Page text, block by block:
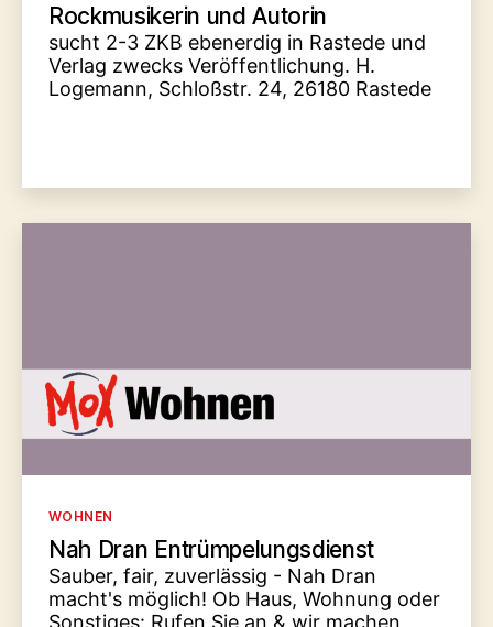
Rockmusikerin und Autorin
sucht 2-3 ZKB ebenerdig in Rastede und
Verlag zwecks Veröffentlichung. H.
Logemann, Schloßstr. 24, 26180 Rastede
Kategorien
WOHNEN
Nah Dran Entrümpelungsdienst
Sauber, fair, zuverlässig - Nah Dran
macht's möglich! Ob Haus, Wohnung oder
Sonstiges: Rufen Sie an & wir machen